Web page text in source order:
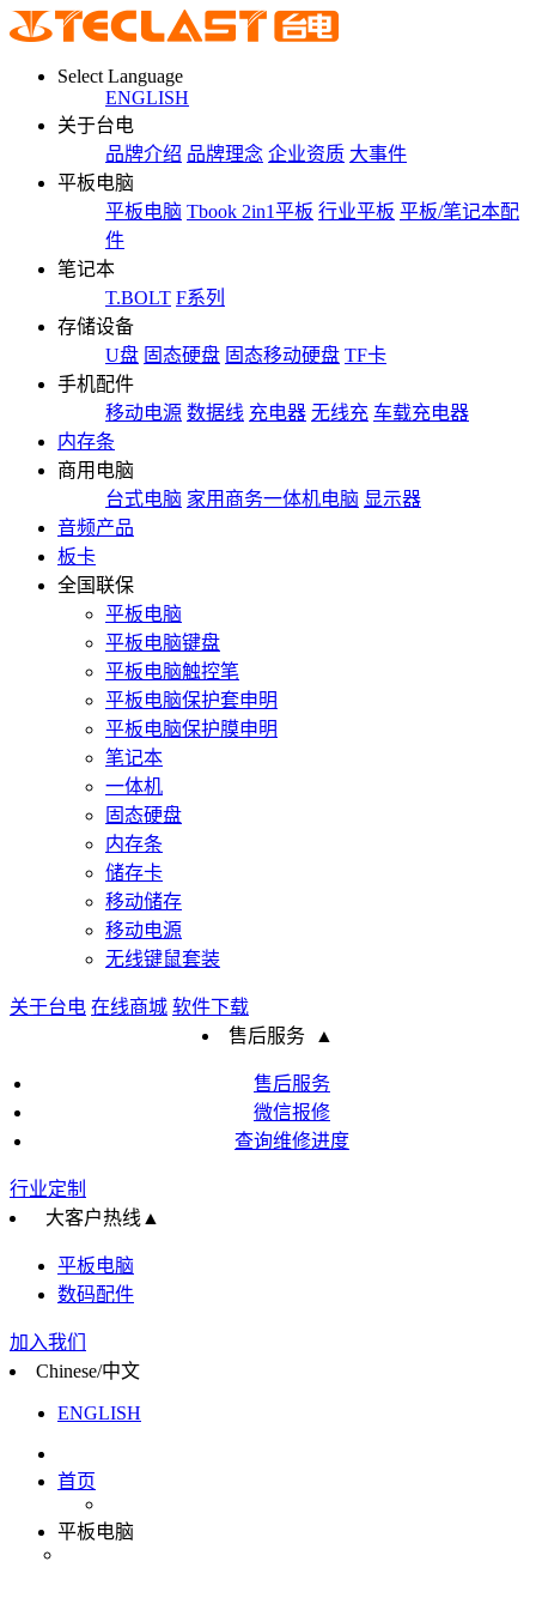
Select Language
ENGLISH
关于台电
品牌介绍 品牌理念 企业资质 大事件
平板电脑
平板电脑 Tbook 2in1平板 行业平板 平板/笔记本配
件
笔记本
T.BOLT F系列
存储设备
U盘 固态硬盘 固态移动硬盘 TF卡
手机配件
移动电源 数据线 充电器 无线充 车载充电器
内存条
商用电脑
台式电脑 家用商务一体机电脑 显示器
音频产品
板卡
全国联保
平板电脑
平板电脑键盘
平板电脑触控笔
平板电脑保护套申明
平板电脑保护膜申明
笔记本
一体机
固态硬盘
内存条
储存卡
移动储存
移动电源
无线键鼠套装
关于台电 在线商城 软件下载
售后服务
▲
售后服务
微信报修
查询维修进度
行业定制
大客户热线 ▲
平板电脑
数码配件
加入我们
Chinese/中文
ENGLISH
首页
平板电脑